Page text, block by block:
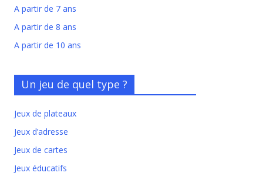
A partir de 7 ans
A partir de 8 ans
A partir de 10 ans
Un jeu de quel type ?
Jeux de plateaux
Jeux d’adresse
Jeux de cartes
Jeux éducatifs